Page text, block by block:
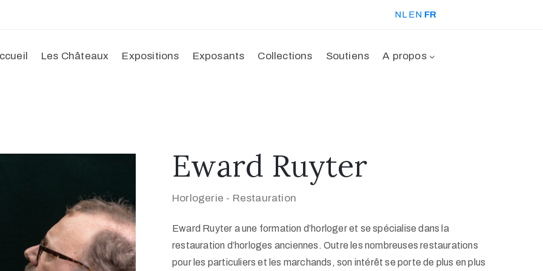
NL EN FR
Les Châteaux Expositions Exposants Collections Soutiens A propos
Eward Ruyter
Horlogerie - Restauration
Eward Ruyter a une formation d’horloger et se spécialise dans la
restauration d’horloges anciennes. Outre les nombreuses restaurations
pour les particuliers et les marchands, son intérêt se porte de plus en plus